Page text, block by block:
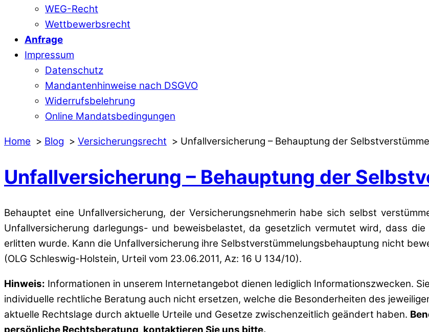
WEG-Recht
Wettbewerbsrecht
Anfrage
Impressum
Datenschutz
Mandantenhinweise nach DSGVO
Widerrufsbelehrung
Online Mandatsbedingungen
Home Blog Versicherungsrecht Unfallversicherung – Behauptung der
Unfallversicherung – Behauptung der
Behauptet eine Unfallversicherung, der Versicherungsnehmerin habe sich selbst
Unfallversicherung darlegungs- und beweisbelastet, da gesetzlich vermutet wird, dass
erlitten wurde. Kann die Unfallversicherung ihre Selbstverstümmelungsbehauptung nicht
(OLG Schleswig-Holstein, Urteil vom 23.06.2011, Az: 16 U 134/10).
Hinweis: Informationen in unserem Internetangebot dienen lediglich Informationszwecken.
individuelle rechtliche Beratung auch nicht ersetzen, welche die Besonderheiten des
aktuelle Rechtslage durch aktuelle Urteile und Gesetze zwischenzeitlich geändert haben.
persönliche Rechtsberatung, kontaktieren Sie uns bitte.